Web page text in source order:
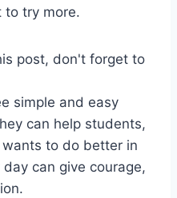
to try more.
post, don't forget to
simple and easy
can help students,
to do better in
can give courage,